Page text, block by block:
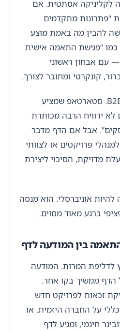
לקליניקה אסתטית. אם
“פתרונות מתקדמים
להבין מה באמת מוצע
כמו “פגישת התאמה אישית
עם אבחון ראשוני
קונקרטי ומחובר לצורך.
אותו עיקרון נכון גם ב-B2B. סטארטאפ שמציע
לא ירוויח הרבה מכותרת
אבל אם הדף מדבר
פרויקטים או לצוותי
מדויקת, הסיכוי ליצירת
אוניברסלי. הוא מנסה
ברגע מאוד מסוים.
בין המודעה לדף
לדליפת המרות. המודעה
ממשיך בקו אחר.
זכאות לפרויקט חדש
על החברה היזמית. או
חינמי, ומגיע לדף